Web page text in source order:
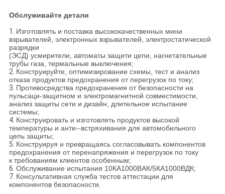
Обслуживайте детали
1. Изготовлять и поставка высококачественных мини
взрывателей, электронных взрывателей, электростатической
разрядки
(ЭСД) усмирители, автоматы защити цепи, нагнетательные
трубы газа, термальные выключения;
2. Конструируйте, оптимизирование схемы, тест и анализ
отказа продуктов предохранения от перегрузок по току;
3. Противосредства предохранения от безопасности на
пульсаци-защитном и электромагнитной совместимости,
анализ защиты сети и дизайн, длительное испытание
системы;
4. Конструировать и изготовлять продуктов высокой
температуры и анти--встряхивания для автомобильного
цепь защиты;
5. Конструируя и превращаясь согласовывать компонентов
предохранения от перенапряжения и перегрузок по току
к требованиям клиентов особенным;
6. Обслуживание испытания 10КА1000ВАК/5КА1000ВДК;
7. Консультативная служба тестов аттестации для
компонентов безопасности.